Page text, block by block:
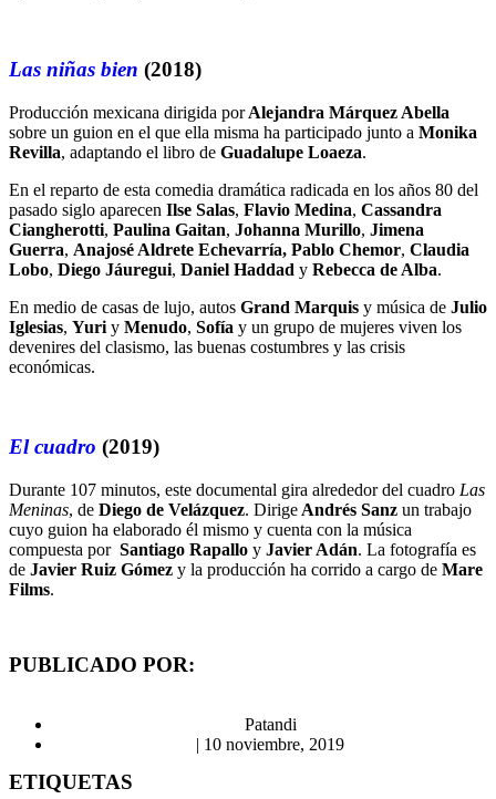
Las niñas bien (2018)
Producción mexicana dirigida porAlejandra Márquez Abella
sobre un guion en el que ella misma ha participado junto a Monika
Revilla, adaptando el libro de Guadalupe Loaeza.
En el reparto de esta comedia dramática radicada en los años 80 del
pasado siglo aparecen Ilse Salas, Flavio Medina, Cassandra
Ciangherotti, Paulina Gaitan, Johanna Murillo, Jimena
Guerra, Anajosé Aldrete Echevarría, Pablo Chemor, Claudia
Lobo, Diego Jáuregui, Daniel Haddad y Rebecca de Alba.
En medio de casas de lujo, autos Grand Marquis y música de Julio
Iglesias, Yuri y Menudo, Sofía y un grupo de mujeres viven los
devenires del clasismo, las buenas costumbres y las crisis
económicas.
El cuadro (2019)
Durante 107 minutos, este documental gira alrededor del cuadro Las
Meninas, de Diego de Velázquez. Dirige Andrés Sanz un trabajo
cuyo guion ha elaborado él mismo y cuenta con la música
compuesta por Santiago Rapallo y Javier Adán. La fotografía es
de Javier Ruiz Gómez y la producción ha corrido a cargo de Mare
Films.
PUBLICADO POR:
Patandi
| 10 noviembre, 2019
ETIQUETAS